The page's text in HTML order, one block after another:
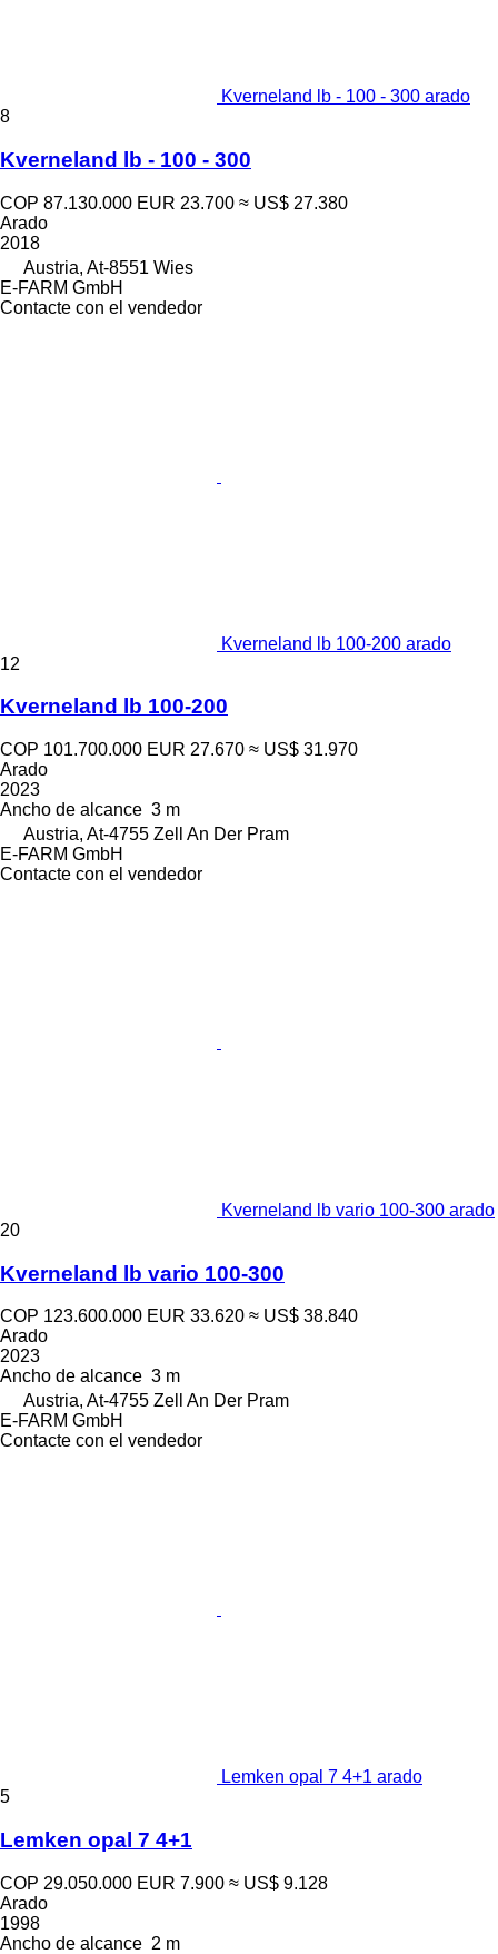
Kverneland lb - 100 - 300 arado
8
Kverneland lb - 100 - 300
COP 87.130.000 EUR 23.700 ≈ US$ 27.380
Arado
2018
Austria, At-8551 Wies
E-FARM GmbH
Contacte con el vendedor
Kverneland lb 100-200 arado
12
Kverneland lb 100-200
COP 101.700.000 EUR 27.670 ≈ US$ 31.970
Arado
2023
Ancho de alcance 3 m
Austria, At-4755 Zell An Der Pram
E-FARM GmbH
Contacte con el vendedor
Kverneland lb vario 100-300 arado
20
Kverneland lb vario 100-300
COP 123.600.000 EUR 33.620 ≈ US$ 38.840
Arado
2023
Ancho de alcance 3 m
Austria, At-4755 Zell An Der Pram
E-FARM GmbH
Contacte con el vendedor
Lemken opal 7 4+1 arado
5
Lemken opal 7 4+1
COP 29.050.000 EUR 7.900 ≈ US$ 9.128
Arado
1998
Ancho de alcance 2 m